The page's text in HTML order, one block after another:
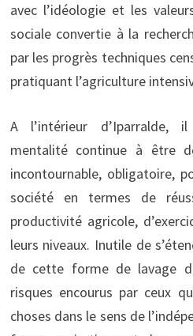
avec l’idéologie et les
sociale convertie à la
par les progrès techniques
pratiquant l’agriculture
A l’intérieur d’Iparralde,
mentalité continue à être
incontournable, obligatoire,
société en termes de
productivité agricole,
leurs niveaux. Inutile de
de cette forme de lavage
risques encourus par ceux
choses dans le sens de